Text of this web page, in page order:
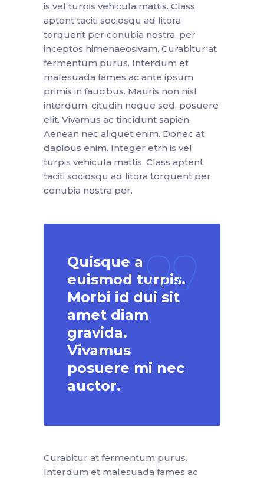
is vel turpis vehicula mattis. Class
aptent taciti sociosqu ad litora
torquent per conubia nostra, per
inceptos himenaeosivam. Curabitur at
fermentum purus. Interdum et
malesuada fames ac ante ipsum
primis in faucibus. Mauris non nisl
interdum, citudin neque sed, posuere
elit. Vivamus ac tincidunt sapien.
Aenean nec aliquet enim. Donec at
dapibus enim. Integer etrn is vel
turpis vehicula mattis. Class aptent
taciti sociosqu ad litora torquent per
conubia nostra per.
Quisque a
euismod turpis.
Morbi id dui sit
amet diam
gravida.
Vivamus
posuere mi nec
auctor.
Curabitur at fermentum purus.
Interdum et malesuada fames ac